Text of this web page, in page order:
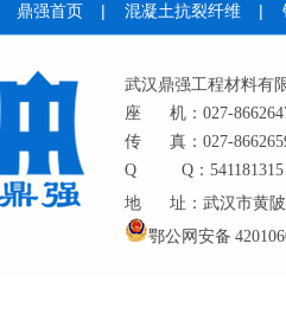
鼎强首页 | 混凝土抗裂纤维 |
武汉鼎强工程材料有
座
机：027-
传
真：027-
Q
Q：
地
址：武汉市黄
鄂公网安备